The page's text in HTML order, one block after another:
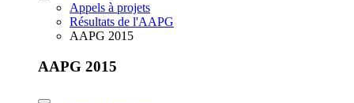
Appels à projets
Résultats de l'AAPG
AAPG 2015
AAPG 2015